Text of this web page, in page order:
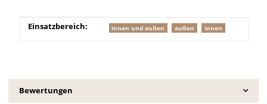
Produkteigenschaft
Wert
Einsatzbereich: innen und außen außen innen
Bewertungen